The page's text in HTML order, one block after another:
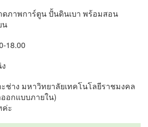
ดภาพการ์ตูน ปั้นดินเบา พร้อมสอน
น
18.00
ะช่าง มหาวิทยาลัยเทคโนโลยีราชมงคล
อกแบบภายใน)
ค่ะ